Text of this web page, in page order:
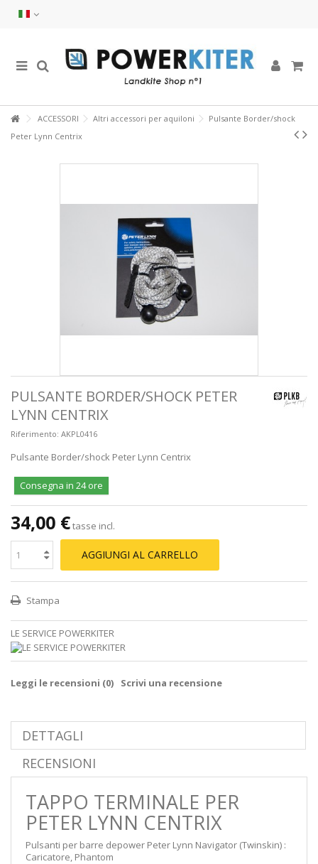
ACCESSORI Altri accessori per aquiloni
Pulsante Border/shock
Peter Lynn Centrix
PULSANTE BORDER/SHOCK PETER
LYNN CENTRIX
Riferimento: AKPL0416
Pulsante Border/shock Peter Lynn Centrix
Consegna in 24 ore
34,00 €tasse incl.
AGGIUNGI AL CARRELLO
Stampa
LE SERVICE POWERKITER
Leggi le recensioni (0) Scrivi una recensione
DETTAGLI
RECENSIONI
TAPPO TERMINALE PER
PETER LYNN CENTRIX
Pulsanti per barre depower Peter Lynn Navigator (Twinskin) :
Caricatore, Phantom